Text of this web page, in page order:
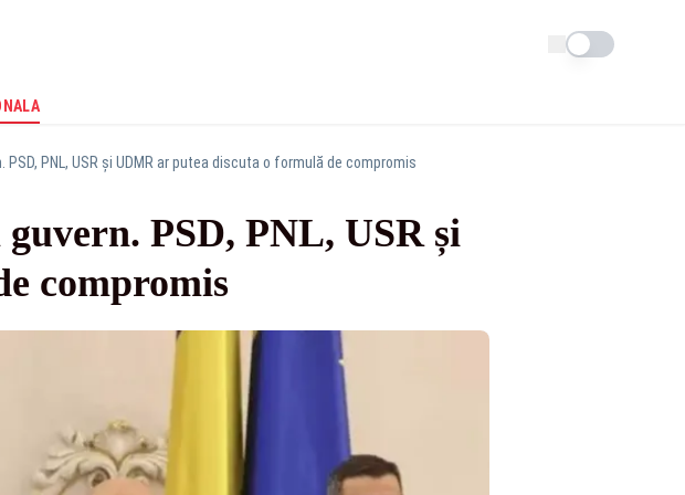
Schimba tema
PNL, USR și UDMR ar putea discuta o formulă de compromis
PSD, PNL, USR și
compromis